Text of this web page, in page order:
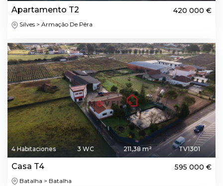
Apartamento T2 420 000 €
Silves > Armação De Pêra
4 Habitaciones 3 WC 211,38 m² TV1301
Casa T4 595 000 €
Batalha > Batalha